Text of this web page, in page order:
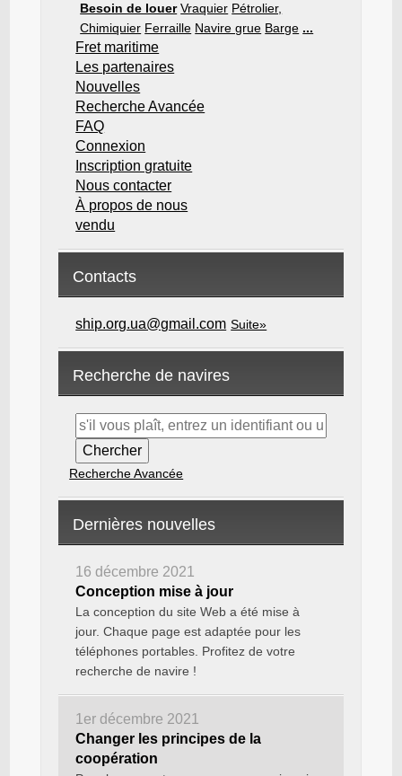
Besoin de louer Vraquier Pétrolier,
Chimiquier Ferraille Navire grue Barge ...
Fret maritime
Les partenaires
Nouvelles
Recherche Avancée
FAQ
Connexion
Inscription gratuite
Nous contacter
À propos de nous
vendu
Contacts
ship.org.ua@gmail.com Suite»
Recherche de navires
Recherche Avancée
Dernières nouvelles
16 décembre 2021
Conception mise à jour
La conception du site Web a été mise à
jour. Chaque page est adaptée pour les
téléphones portables. Profitez de votre
recherche de navire !
1er décembre 2021
Changer les principes de la
coopération